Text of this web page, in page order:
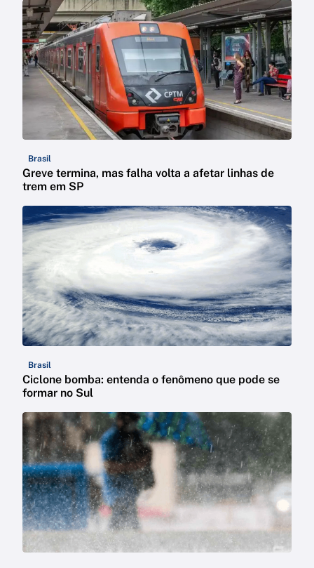
Brasil
Greve termina, mas falha volta a afetar linhas de
trem em SP
Brasil
Ciclone bomba: entenda o fenômeno que pode se
formar no Sul